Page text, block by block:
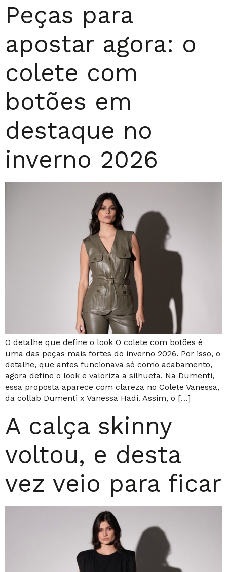
Peças para
apostar agora: o
colete com
botões em
destaque no
inverno 2026
O detalhe que define o look O colete com botões é
uma das peças mais fortes do inverno 2026. Por isso, o
detalhe, que antes funcionava só como acabamento,
agora define o look e valoriza a silhueta. Na Dumenti,
essa proposta aparece com clareza no Colete Vanessa,
da collab Dumenti x Vanessa Hadi. Assim, o […]
A calça skinny
voltou, e desta
vez veio para ficar